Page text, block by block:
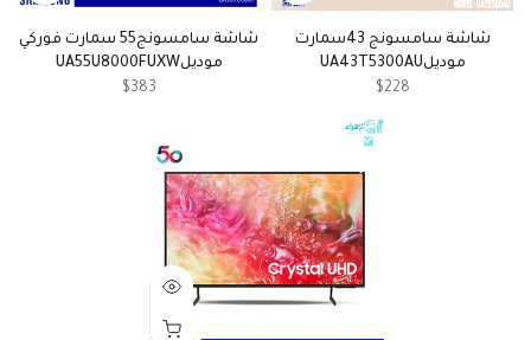
شاشة سامسونج 43سمارت
موديلUA43T5300AU
$228
شاشة سامسونج55 سمارت فوركي
موديلUA55U8000FUXW
$383